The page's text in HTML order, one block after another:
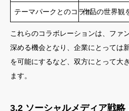
テーマパークとのコラボ作品の世界観
これらのコラボレーションは、ファ
深める機会となり、企業にとっては
を可能にするなど、双方にとって大
ます。
3.2 ソーシャルメディア戦略